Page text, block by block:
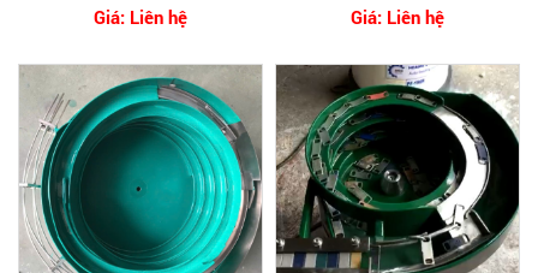
Giá: Liên hệ
Giá: Liên hệ